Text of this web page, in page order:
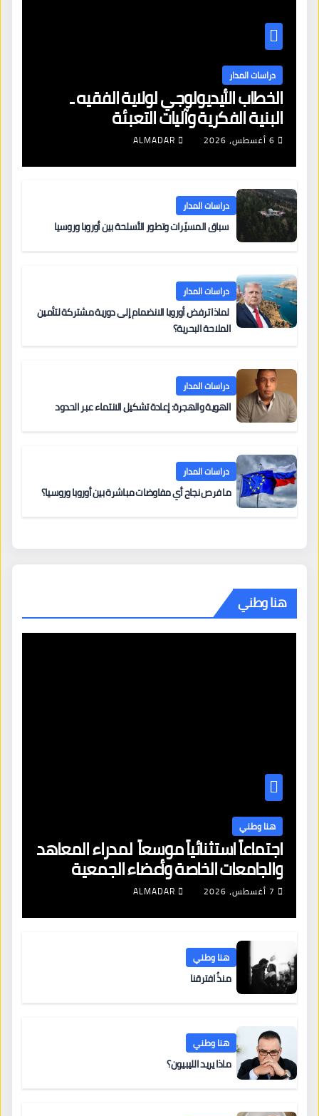
دراسات المدار
الخطاب الأيديولوجي لولاية الفقيه ـ
البنية الفكرية وآليات التعبئة
6 أغسطس، 2026 ALMADAR
دراسات المدار
سباق المسيّرات وتطور الأسلحة بين أوروبا وروسيا
دراسات المدار
لماذا ترفض أوروبا الانضمام إلى دورية مشتركة لتأمين
الملاحة البحرية؟
دراسات المدار
الهوية والهجرة: إعادة تشكيل الانتماء عبر الحدود
دراسات المدار
ما فرص نجاح أي مفاوضات مباشرة بين أوروبا وروسيا؟
هنا وطني
هنا وطني
اجتماعاً استثنائياً موسعاً لمدراء المعاهد
والجامعات الخاصة وأعضاء الجمعية
العمومية للنقابة العامة لمؤسسات
التعليم والتدريب الخاص في ليبيا
7 أغسطس، 2026 ALMADAR
هنا وطني
منذُ افترقنا
هنا وطني
ماذا يريد الليبيون؟